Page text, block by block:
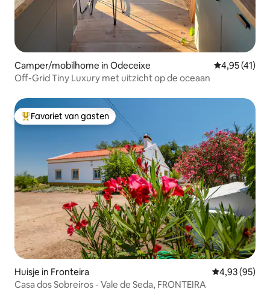
Camper/mobilhome in Odeceixe Gemiddelde
4,95 (41)
Off-Grid Tiny Luxury met uitzicht op de oceaan
Topfavoriet van gasten
Favoriet van gasten
Huisje in Fronteira Gemiddelde
4,93 (95)
Casa dos Sobreiros - Vale de Seda, FRONTEIRA